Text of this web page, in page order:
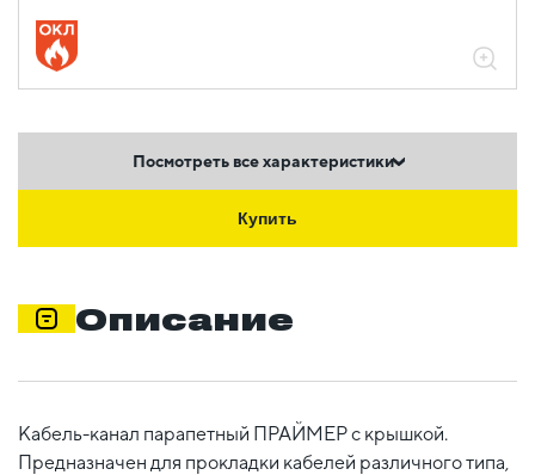
Посмотреть все характеристики
Купить
Описание
Кабель-канал парапетный ПРАЙМЕР с крышкой.
Предназначен для прокладки кабелей различного типа,